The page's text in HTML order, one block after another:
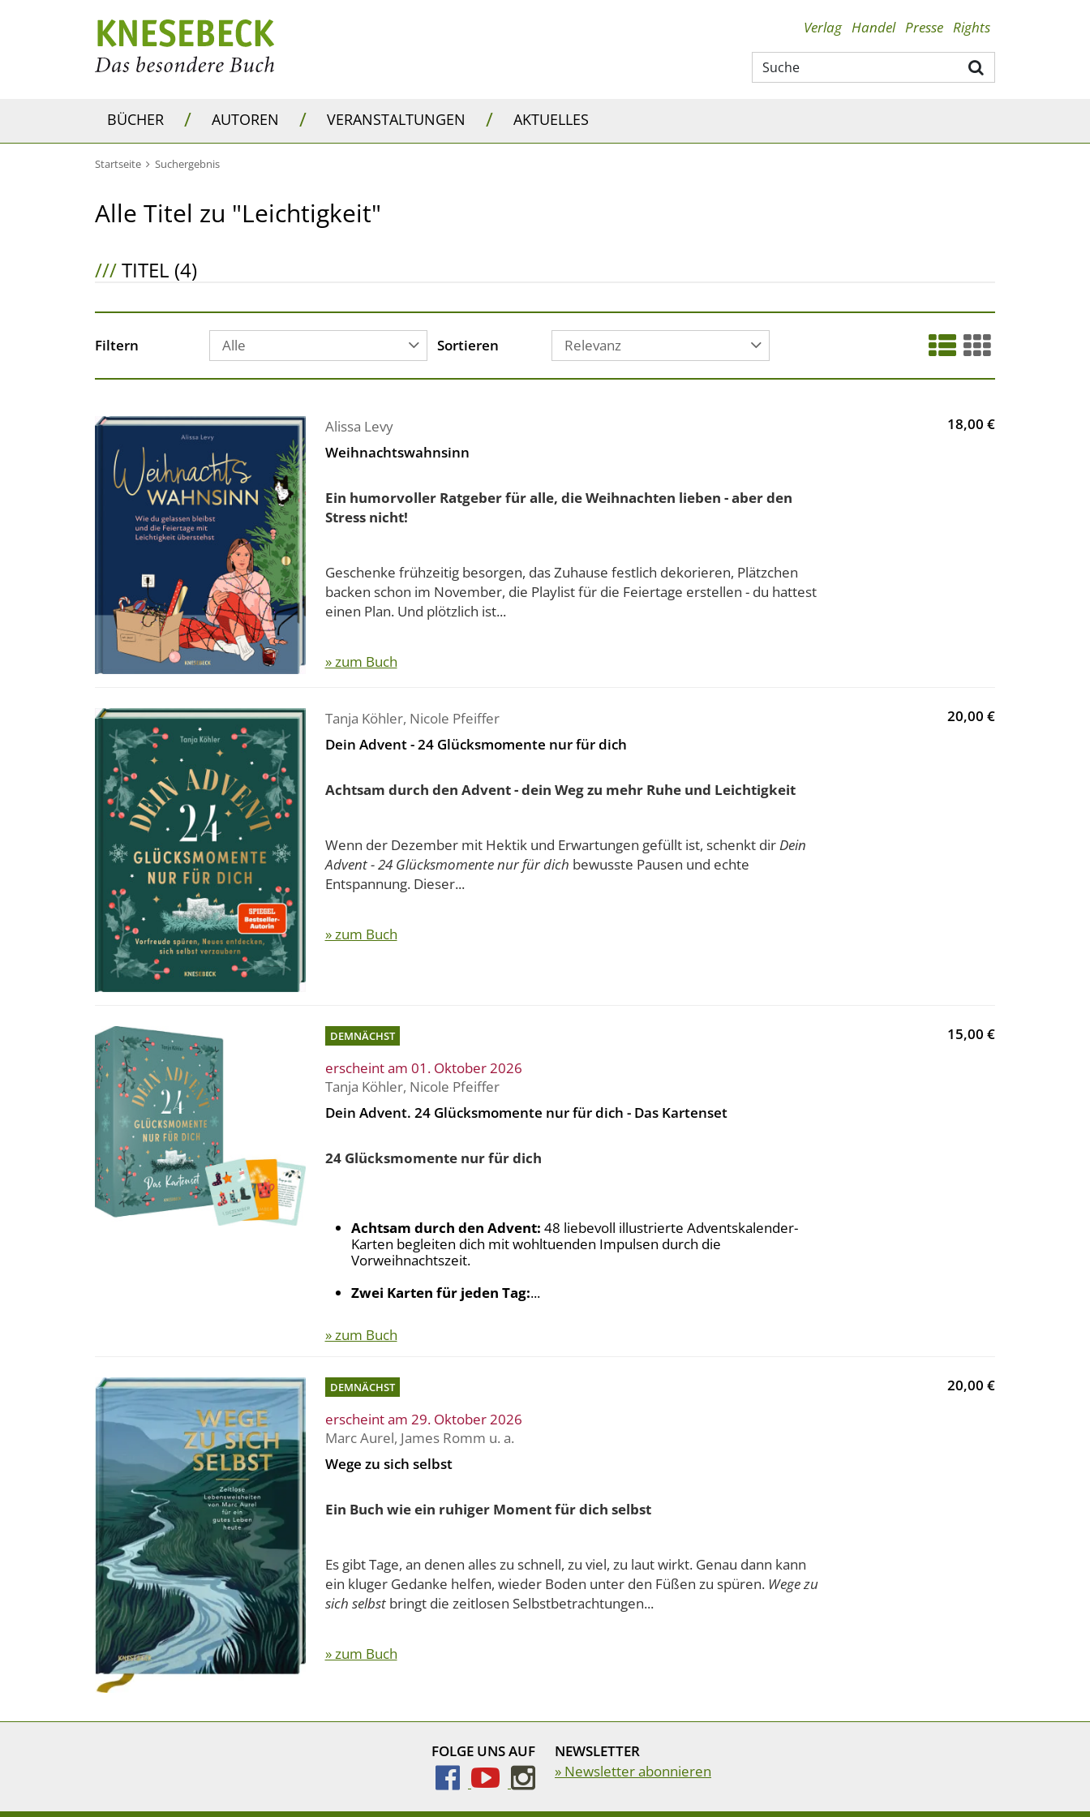
Verlag Handel Presse Rights
BÜCHER / AUTOREN / VERANSTALTUNGEN / AKTUELLES
Startseite Suchergebnis
Alle Titel zu "Leichtigkeit"
///TITEL (4)
Filtern Alle Sortieren Relevanz
Alissa Levy
Weihnachtswahnsinn
Ein humorvoller Ratgeber für alle, die Weihnachten lieben - aber den
Stress nicht!
Geschenke frühzeitig besorgen, das Zuhause festlich dekorieren, Plätzchen
backen schon im November, die Playlist für die Feiertage erstellen - du hattest
einen Plan. Und plötzlich ist...
» zum Buch
18,00 €
Tanja Köhler, Nicole Pfeiffer
Dein Advent - 24 Glücksmomente nur für dich
Achtsam durch den Advent - dein Weg zu mehr Ruhe und Leichtigkeit
Wenn der Dezember mit Hektik und Erwartungen gefüllt ist, schenkt dirDein
Advent - 24 Glücksmomente nur für dich bewusste Pausen und echte
Entspannung. Dieser...
» zum Buch
20,00 €
DEMNÄCHST
erscheint am 01. Oktober 2026
Tanja Köhler, Nicole Pfeiffer
Dein Advent. 24 Glücksmomente nur für dich - Das Kartenset
24 Glücksmomente nur für dich
Achtsam durch den Advent: 48 liebevoll illustrierte Adventskalender-
Karten begleiten dich mit wohltuenden Impulsen durch die
Vorweihnachtszeit.
Zwei Karten für jeden Tag:...
» zum Buch
15,00 €
DEMNÄCHST
erscheint am 29. Oktober 2026
Marc Aurel, James Romm u. a.
Wege zu sich selbst
Ein Buch wie ein ruhiger Moment für dich selbst
Es gibt Tage, an denen alles zu schnell, zu viel, zu laut wirkt. Genau dann kann
ein kluger Gedanke helfen, wieder Boden unter den Füßen zu spüren. Wege zu
sich selbstbringt die zeitlosen Selbstbetrachtungen...
» zum Buch
20,00 €
FOLGE UNS AUF
NEWSLETTER
» Newsletter abonnieren